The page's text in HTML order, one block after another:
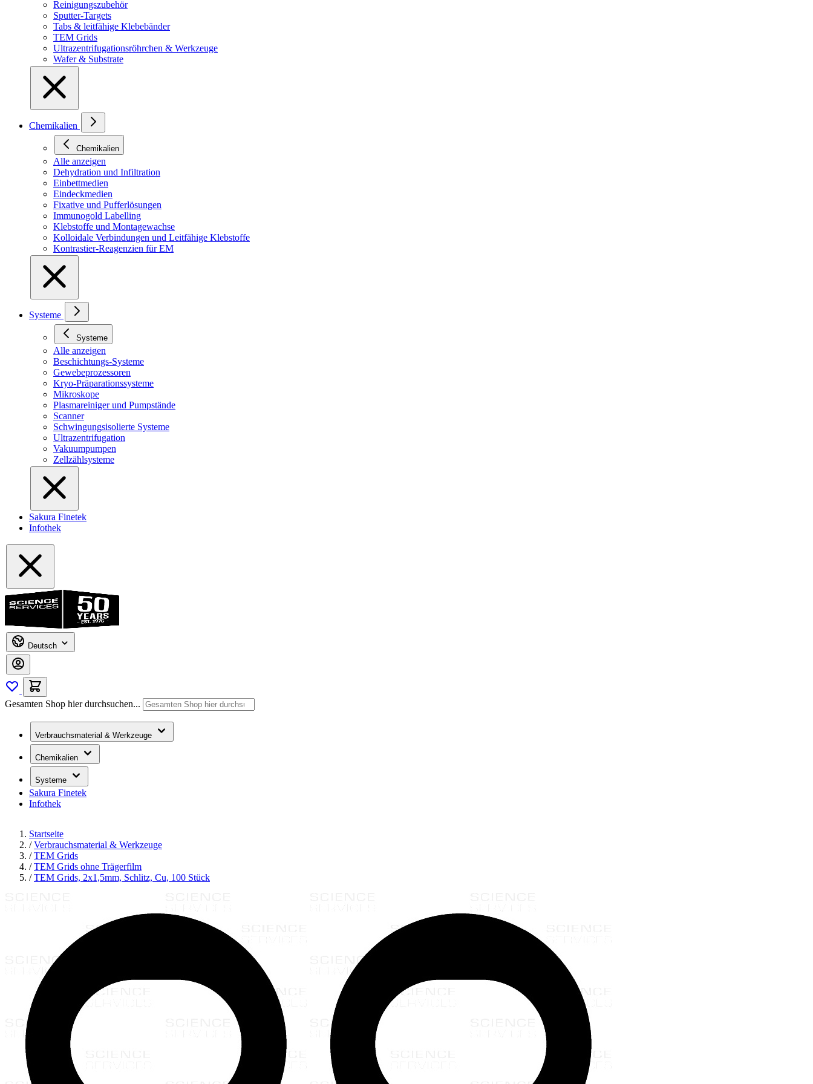
Reinigungszubehör
Sputter-Targets
Tabs & leitfähige Klebebänder
TEM Grids
Ultrazentrifugationsröhrchen & Werkzeuge
Wafer & Substrate
Chemikalien
Chemikalien
Alle anzeigen
Dehydration und Infiltration
Einbettmedien
Eindeckmedien
Fixative und Pufferlösungen
Immunogold Labelling
Klebstoffe und Montagewachse
Kolloidale Verbindungen und Leitfähige Klebstoffe
Kontrastier-Reagenzien für EM
Systeme
Systeme
Alle anzeigen
Beschichtungs-Systeme
Gewebeprozessoren
Kryo-Präparationssysteme
Mikroskope
Plasmareiniger und Pumpstände
Scanner
Schwingungsisolierte Systeme
Ultrazentrifugation
Vakuumpumpen
Zellzählsysteme
Sakura Finetek
Infothek
Deutsch
Gesamten Shop hier durchsuchen...
Verbrauchsmaterial & Werkzeuge
Chemikalien
Systeme
Sakura Finetek
Infothek
Startseite
/ Verbrauchsmaterial & Werkzeuge
/ TEM Grids
/ TEM Grids ohne Trägerfilm
/ TEM Grids, 2x1,5mm, Schlitz, Cu, 100 Stück